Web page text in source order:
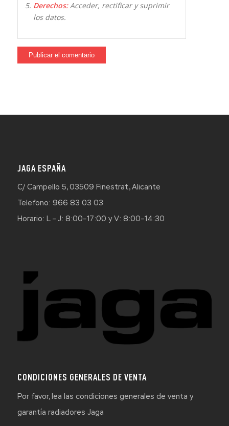
Derechos:Acceder, rectificar y suprimir
los datos.
JAGA ESPAÑA
C/ Campello 5, 03509 Finestrat, Alicante
Telefono: 966 83 03 03
Horario: L – J: 8:00–17:00 y V: 8:00–14:30
CONDICIONES GENERALES DE VENTA
Por favor, lea las condiciones generales de venta y
garantía radiadores Jaga